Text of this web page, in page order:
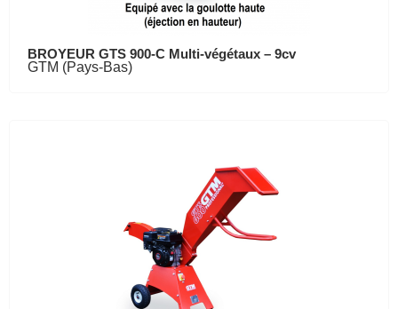
BROYEUR GTS 900-C Multi-végétaux – 9cv
GTM (Pays-Bas)